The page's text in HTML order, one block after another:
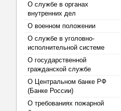
О службе в органах
внутренних дел
О военном положении
О службе в уголовно-
исполнительной системе
О государственной
гражданской службе
О Центральном банке РФ
(Банке России)
О требованиях пожарной